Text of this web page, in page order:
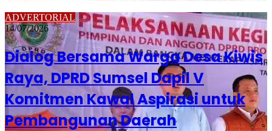
ADVERTORIAL
14/07/2026
Dialog Bersama Warga Desa Kiwis
Raya, DPRD Sumsel Dapil V
Komitmen Kawal Aspirasi untuk
Pembangunan Daerah